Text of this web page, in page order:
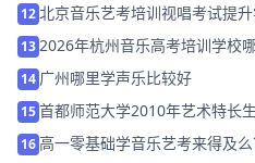
12 北京音乐艺考培训视唱考试提升
13 2026年杭州音乐高考培训学校
14 广州哪里学声乐比较好
15首都师范大学2010年艺术特长
16高一零基础学音乐艺考来得及么